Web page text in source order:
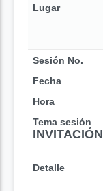
Lugar
Sesión No.
Fecha
Hora
Tema sesión
INVITACIÓN
Detalle